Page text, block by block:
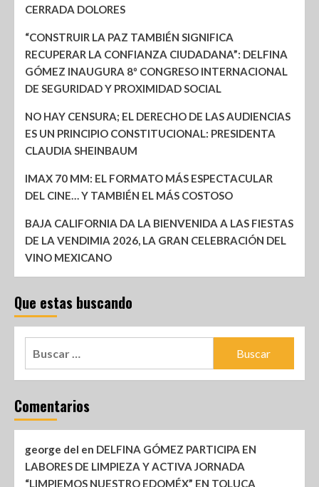
CERRADA DOLORES
“CONSTRUIR LA PAZ TAMBIÉN SIGNIFICA
RECUPERAR LA CONFIANZA CIUDADANA”: DELFINA
GÓMEZ INAUGURA 8º CONGRESO INTERNACIONAL
DE SEGURIDAD Y PROXIMIDAD SOCIAL
NO HAY CENSURA; EL DERECHO DE LAS AUDIENCIAS
ES UN PRINCIPIO CONSTITUCIONAL: PRESIDENTA
CLAUDIA SHEINBAUM
IMAX 70 MM: EL FORMATO MÁS ESPECTACULAR
DEL CINE… Y TAMBIÉN EL MÁS COSTOSO
BAJA CALIFORNIA DA LA BIENVENIDA A LAS FIESTAS
DE LA VENDIMIA 2026, LA GRAN CELEBRACIÓN DEL
VINO MEXICANO
Que estas buscando
Comentarios
george del en DELFINA GÓMEZ PARTICIPA EN
LABORES DE LIMPIEZA Y ACTIVA JORNADA
“LIMPIEMOS NUESTRO EDOMÉX” EN TOLUCA